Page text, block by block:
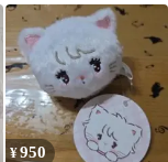
ス
¥950